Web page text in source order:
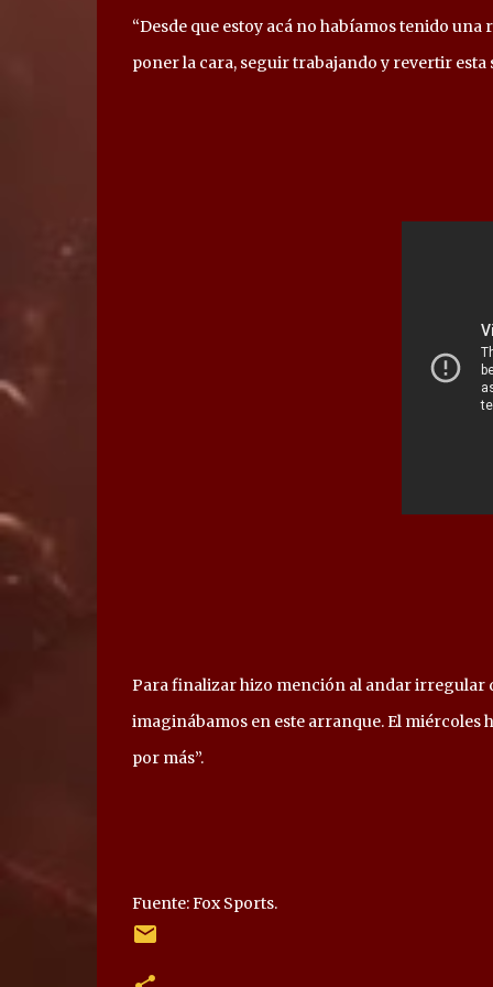
“Desde que estoy acá no habíamos tenido
poner la cara, seguir trabajando y revertir esta
Para finalizar hizo mención al andar irregular
imaginábamos en este arranque. El miércoles
por más”.
Fuente: Fox Sports.